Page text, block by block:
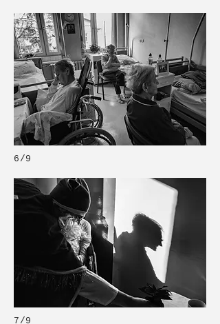
6/9
7/9